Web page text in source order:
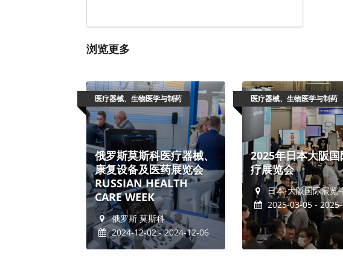
浏览更多
医疗器械、生物医学与制药
俄罗斯莫斯科医疗器械、
康复设备及医药展览会
RUSSIAN HEALTH
CARE WEEK
俄罗斯 莫斯科
2024-12-02 - 2024-12-06
医疗器械、生物医学与制药
2025年日本大阪国
疗展览会
日本-大阪国际展览
2025-03-05 -